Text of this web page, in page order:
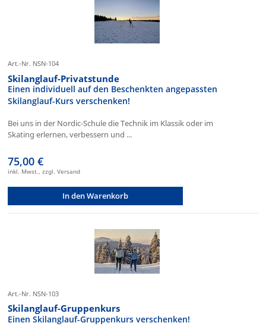
Art.-Nr. NSN-104
Skilanglauf-Privatstunde
Einen individuell auf den Beschenkten angepassten
Skilanglauf-Kurs verschenken!
Bei uns in der Nordic-Schule die Technik im Klassik oder im
Skating erlernen, verbessern und ...
75,00 €
inkl. Mwst., zzgl. Versand
In den Warenkorb
Art.-Nr. NSN-103
Skilanglauf-Gruppenkurs
Einen Skilanglauf-Gruppenkurs verschenken!